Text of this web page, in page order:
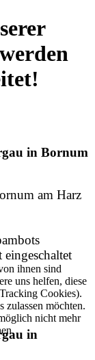
in Bornum
am Harz
in
ihnen sind
uns helfen, diese
Cookies).
zulassen möchten.
nicht mehr